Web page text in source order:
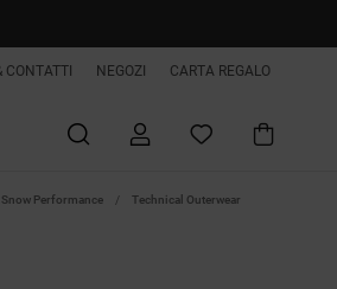
CONTATTI NEGOZI CARTA REGALO
Snow Performance
Technical Outerwear